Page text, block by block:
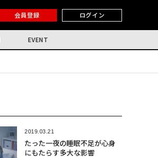
会員登録 ログイン
EVENT
2019.03.21
たった一夜の睡眠不足が心身
にもたらす多大な影響